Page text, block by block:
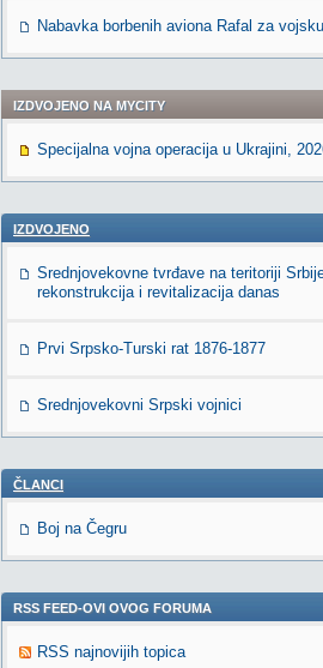
Nabavka borbenih aviona Rafal za
IZDVOJENO NA MYCITY
Specijalna vojna operacija u Ukrajini,
IZDVOJENO
Srednjovekovne tvrđave na teritoriji
rekonstrukcija i revitalizacija danas
Prvi Srpsko-Turski rat 1876-1877
Srednjovekovni Srpski vojnici
ČLANCI
Boj na Čegru
RSS FEED-OVI OVOG FORUMA
RSS najnovijih topica